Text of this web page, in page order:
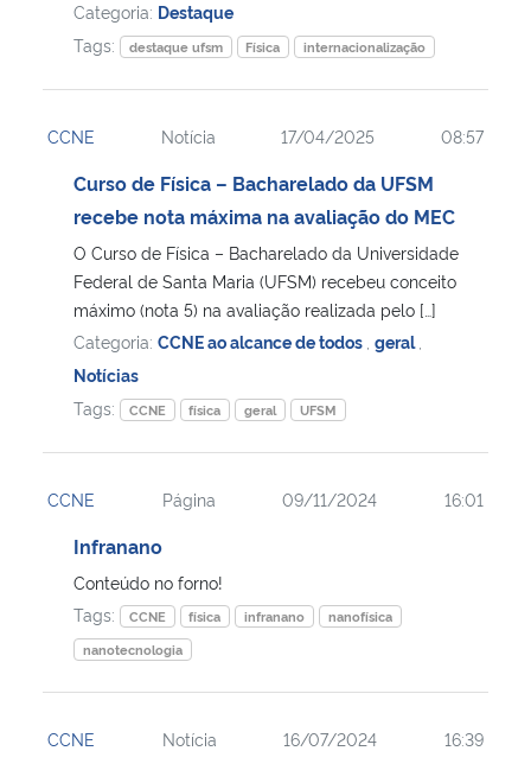
Categoria: Destaque
Tags:
destaque ufsm Física internacionalização
CCNE Notícia 17/04/2025 08:57
Curso de Física – Bacharelado da UFSM
recebe nota máxima na avaliação do MEC
O Curso de Física – Bacharelado da Universidade
Federal de Santa Maria (UFSM) recebeu conceito
máximo (nota 5) na avaliação realizada pelo […]
Categoria: CCNE ao alcance de todos geral
Notícias
Tags:
CCNE física geral UFSM
CCNE Página 09/11/2024 16:01
Infranano
Conteúdo no forno!
Tags:
CCNE física infranano
nanofísica
nanotecnologia
CCNE Notícia 16/07/2024 16:39